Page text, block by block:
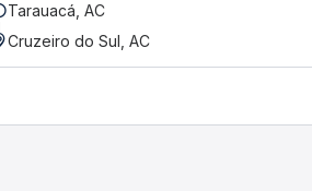
Tarauacá, AC
Cruzeiro do Sul, AC